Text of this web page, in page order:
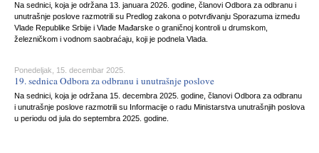
Na sednici, koja je održana 13. januara 2026. godine, članovi Odbora za odbranu i
unutrašnje poslove razmotrili su Predlog zakona o potvrđivanju Sporazuma između
Vlade Republike Srbije i Vlade Mađarske o graničnoj kontroli u drumskom,
železničkom i vodnom saobraćaju, koji je podnela Vlada.
Ponedeljak, 15. decembar 2025.
19. sednica Odbora za odbranu i unutrašnje poslove
Na sednici, koja je održana 15. decembra 2025. godine, članovi Odbora za odbranu
i unutrašnje poslove razmotrili su Informacije o radu Ministarstva unutrašnjih poslova
u periodu od jula do septembra 2025. godine.